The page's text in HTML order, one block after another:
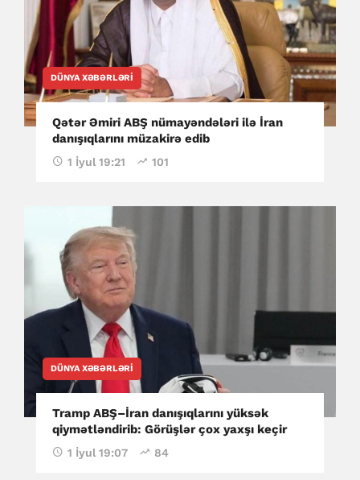
DÜNYA XƏBƏRLƏRI
Qətər Əmiri ABŞ nümayəndələri ilə İran
danışıqlarını müzakirə edib
1 İyul 19:21 101
DÜNYA XƏBƏRLƏRI
Tramp ABŞ–İran danışıqlarını yüksək
qiymətləndirib: Görüşlər çox yaxşı keçir
1 İyul 19:07 84